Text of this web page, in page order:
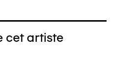
cet artiste